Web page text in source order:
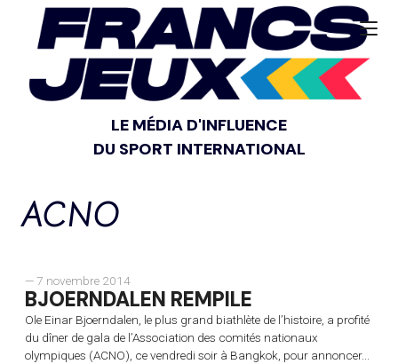
LE MÉDIA D'INFLUENCE
DU SPORT INTERNATIONAL
ACNO
— 7 novembre 2014
BJOERNDALEN REMPILE
Ole Einar Bjoerndalen, le plus grand biathlète de l’histoire, a profité
du dîner de gala de l’Association des comités nationaux
olympiques (ACNO), ce vendredi soir à Bangkok, pour annoncer...